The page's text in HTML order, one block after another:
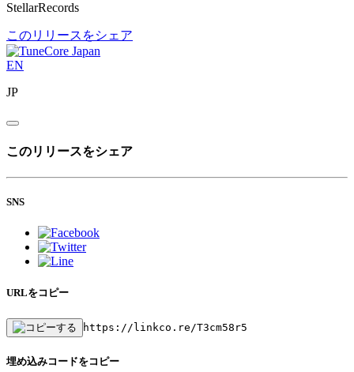
StellarRecords
このリリースをシェア
EN
JP
このリリースをシェア
SNS
URLをコピー
https://linkco.re/T3cm58r5
埋め込みコードをコピー